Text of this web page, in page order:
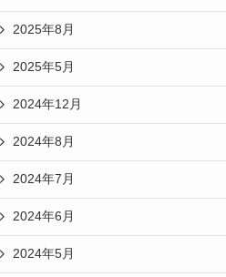
2025年8月
2025年5月
2024年12月
2024年8月
2024年7月
2024年6月
2024年5月